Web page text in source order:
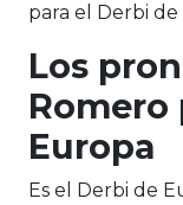
para el Derbi
Los
Romero
Europa
Es el Derbi de